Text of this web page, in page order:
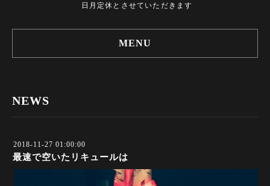
日月定休とさせていただきます
MENU
NEWS
2018-11-27 01:00:00
最速で空いたリキュールは